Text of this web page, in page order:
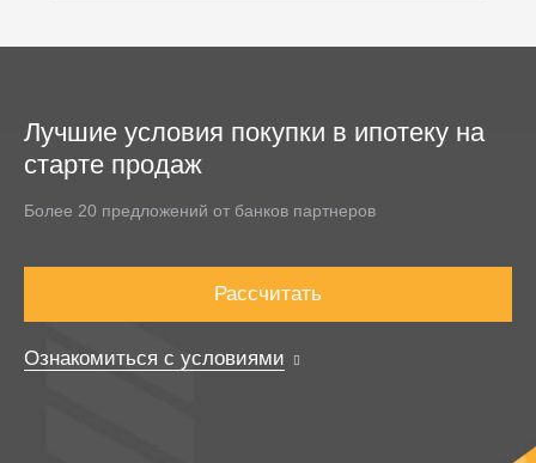
Лучшие условия покупки в ипотеку на
старте продаж
Более 20 предложений от банков партнеров
Рассчитать
Ознакомиться с условиями